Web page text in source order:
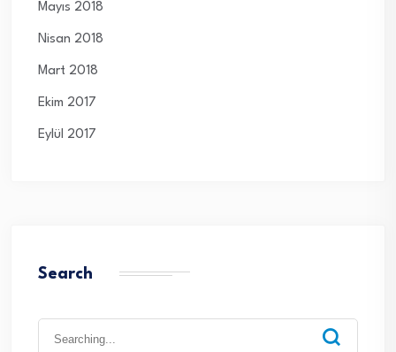
Mayıs 2018
Nisan 2018
Mart 2018
Ekim 2017
Eylül 2017
Search